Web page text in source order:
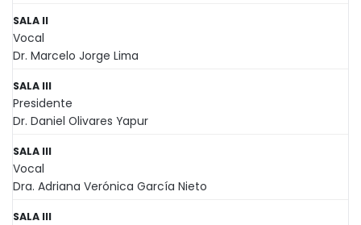
SALA II
Vocal
Dr. Marcelo Jorge Lima
SALA III
Presidente
Dr. Daniel Olivares Yapur
SALA III
Vocal
Dra. Adriana Verónica García Nieto
SALA III